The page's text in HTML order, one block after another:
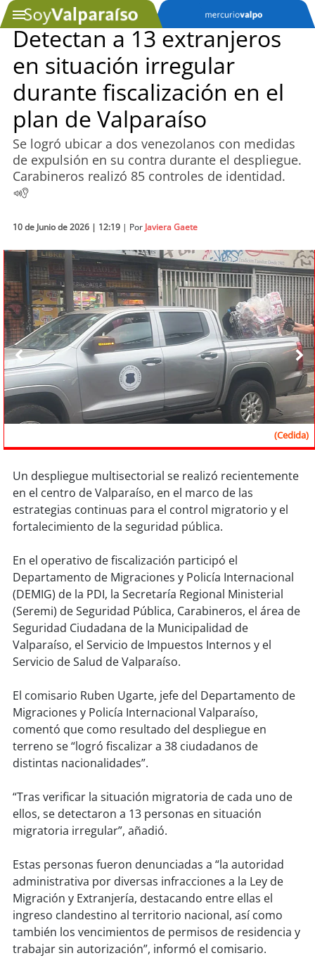
Podcast
Actualidad
Entretención
Economía
Deportes
Tecnología
Sostenibilidad
soychile
soyarica
soyiquique
soyantofagasta
soycopiapó
soyvalparaíso
soyquillota
soysanantonio
soychillán
soysancarlos
soytalcahuano
soyconcepción
coronel
soytemuco
soy valdivia
soyosorno
Detectan a 13 extranjeros
en situación irregular
durante fiscalización en el
plan de Valparaíso
Se logró ubicar a dos venezolanos con medidas
de expulsión en su contra durante el despliegue.
Carabineros realizó 85 controles de identidad.
10 de Junio de 2026 | 12:19 | Por Javiera Gaete
(Cedida)
Un despliegue multisectorial se realizó recientemente
en el centro de Valparaíso, en el marco de las
estrategias continuas para el control migratorio y el
fortalecimiento de la seguridad pública.
En el operativo de fiscalización participó el
Departamento de Migraciones y Policía Internacional
(DEMIG) de la PDI, la Secretaría Regional Ministerial
(Seremi) de Seguridad Pública, Carabineros, el área de
Seguridad Ciudadana de la Municipalidad de
Valparaíso, el Servicio de Impuestos Internos y el
Servicio de Salud de Valparaíso.
El comisario Ruben Ugarte, jefe del Departamento de
Migraciones y Policía Internacional Valparaíso,
comentó que como resultado del despliegue en
terreno se “logró fiscalizar a 38 ciudadanos de
distintas nacionalidades”.
“Tras verificar la situación migratoria de cada uno de
ellos, se detectaron a 13 personas en situación
migratoria irregular”, añadió.
Estas personas fueron denunciadas a “la autoridad
administrativa por diversas infracciones a la Ley de
Migración y Extranjería, destacando entre ellas el
ingreso clandestino al territorio nacional, así como
también los vencimientos de permisos de residencia y
trabajar sin autorización”, informó el comisario.